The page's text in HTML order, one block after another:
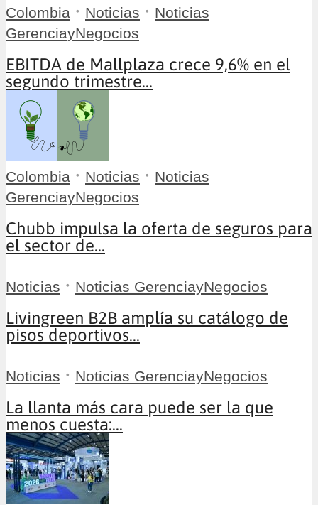
Colombia • Noticias • Noticias
GerenciayNegocios
EBITDA de Mallplaza crece 9,6% en el
segundo trimestre...
Colombia • Noticias • Noticias
GerenciayNegocios
Chubb impulsa la oferta de seguros para
el sector de...
Noticias • Noticias GerenciayNegocios
Livingreen B2B amplía su catálogo de
pisos deportivos...
Noticias • Noticias GerenciayNegocios
La llanta más cara puede ser la que
menos cuesta:...